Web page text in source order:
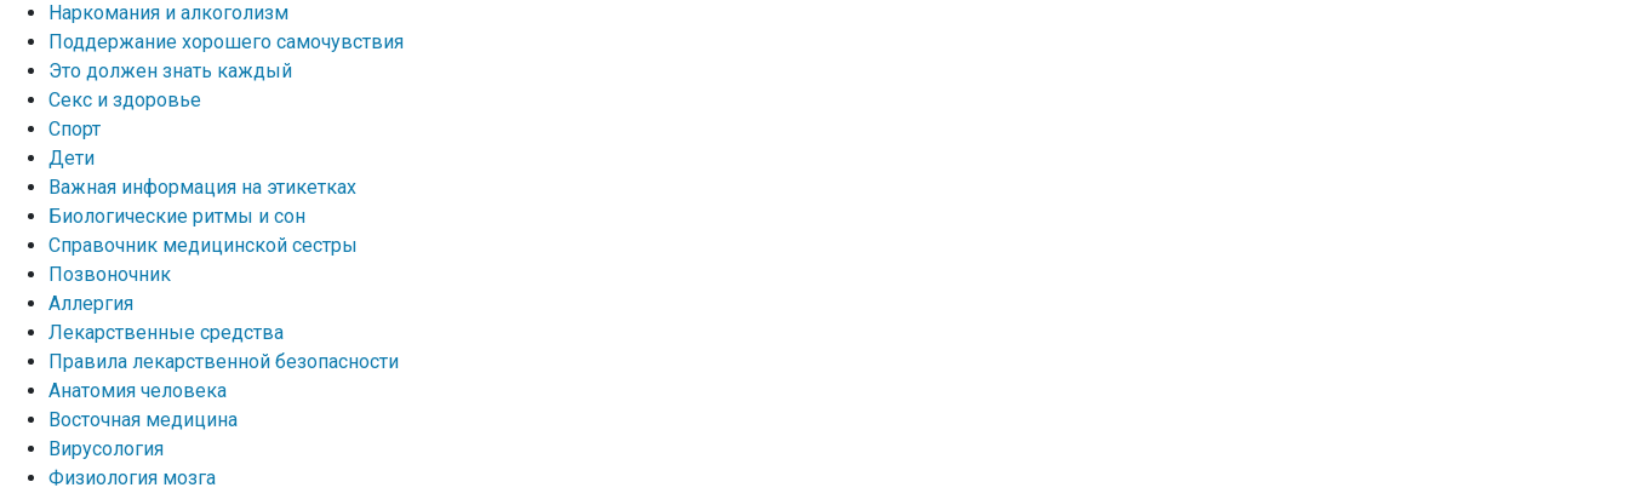
Наркомания и алкоголизм
Поддержание хорошего самочувствия
Это должен знать каждый
Секс и здоровье
Спорт
Дети
Важная информация на этикетках
Биологические ритмы и сон
Справочник медицинской сестры
Позвоночник
Аллергия
Лекарственные средства
Правила лекарственной безопасности
Aнатомия человека
Восточная медицина
Вирусология
Физиология мозга